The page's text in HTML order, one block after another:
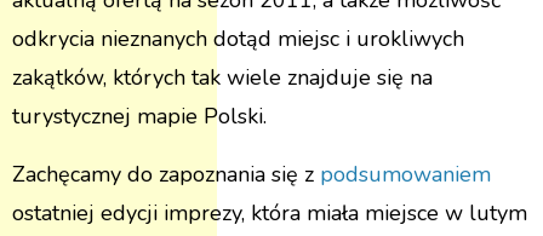
odkrycia nieznanych dotąd miejsc i urokliwych
zakątków, których tak wiele znajduje się na
turystycznej mapie Polski.
Zachęcamy do zapoznania się z podsumowaniem
ostatniej edycji imprezy, która miała miejsce w lutym